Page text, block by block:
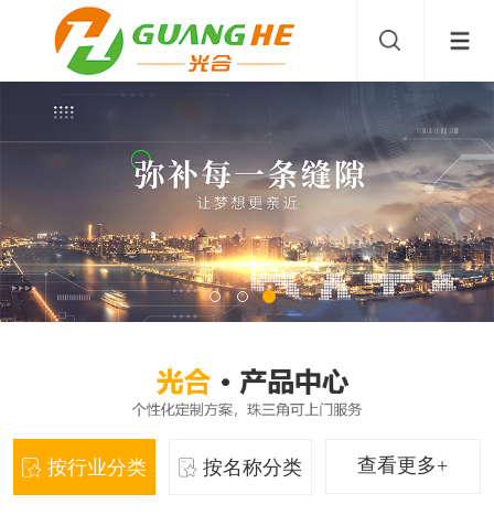
按行业分类 按名称分类 查看更多+